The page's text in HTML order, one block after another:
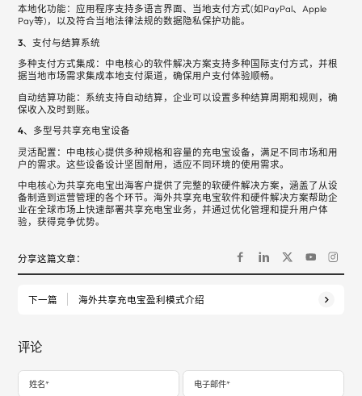
本地化功能：应用程序支持多语言界面、当地支付方式(如PayPal、Apple
Pay等)，以及符合当地法律法规的数据隐私保护功能。
3、支付与结算系统
多种支付方式集成：中电核心的软件解决方案支持多种国际支付方式，并根
据当地市场需求集成本地支付渠道，确保用户支付体验顺畅。
自动结算功能：系统支持自动结算，企业可以设置多种结算周期和规则，确
保收入及时到账。
4、多型号共享充电宝设备
灵活配置：中电核心提供多种规格和容量的充电宝设备，满足不同市场和用
户的需求。这些设备设计坚固耐用，适应不同环境的使用需求。
中电核心为共享充电宝出海客户提供了完整的软硬件解决方案，涵盖了从设
备制造到运营管理的各个环节。海外共享充电宝软件和硬件解决方案帮助企
业在全球市场上快速部署共享充电宝业务，并通过优化管理和提升用户体
验，获得竞争优势。
分享这篇文章：
下一篇 海外共享充电宝盈利模式介绍
评论